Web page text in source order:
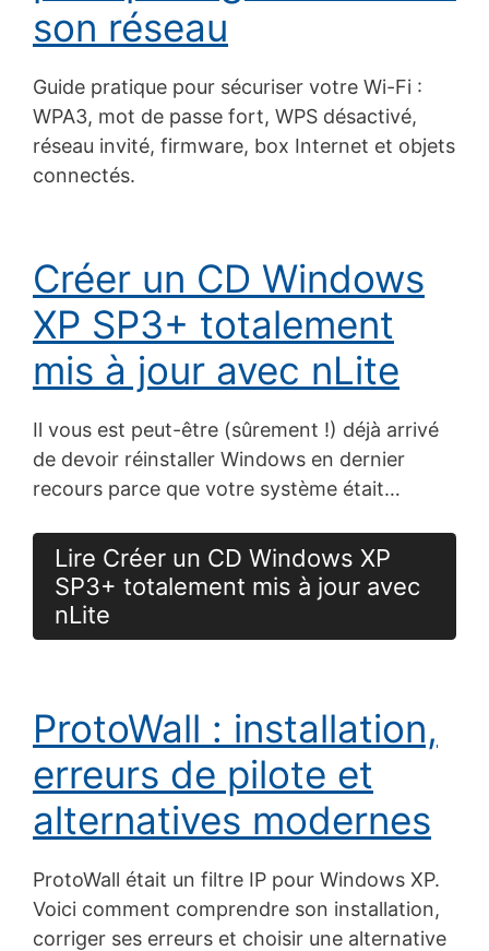
son réseau
Guide pratique pour sécuriser votre Wi-Fi :
WPA3, mot de passe fort, WPS désactivé,
réseau invité, firmware, box Internet et objets
connectés.
Créer un CD Windows
XP SP3+ totalement
mis à jour avec nLite
Il vous est peut-être (sûrement !) déjà arrivé
de devoir réinstaller Windows en dernier
recours parce que votre système était…
Lire Créer un CD Windows XP
SP3+ totalement mis à jour avec
nLite
ProtoWall : installation,
erreurs de pilote et
alternatives modernes
ProtoWall était un filtre IP pour Windows XP.
Voici comment comprendre son installation,
corriger ses erreurs et choisir une alternative